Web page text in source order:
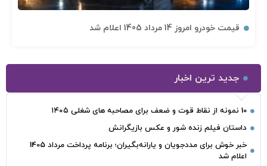
قیمت خودرو امروز 14 مرداد 1405 اعلام شد
جدید ترین اخبار
10 نمونه از نقاط قوت و ضعف برای مصاحبه‌ های شغلی ۱۴۰۵
داستان فیلم زنده شور و عکس بازیگرانش
خبر خوش برای مددجویان و یارانه‌بگیران؛ برنامه پرداخت مرداد 1405
اعلام شد